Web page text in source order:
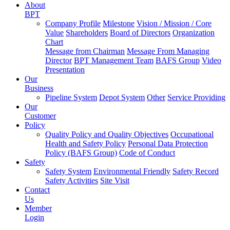
About
BPT
Company Profile Milestone Vision / Mission / Core
Value Shareholders Board of Directors Organization
Chart
Message from Chairman Message From Managing
Director BPT Management Team BAFS Group Video
Presentation
Our
Business
Pipeline System Depot System Other Service Providing
Our
Customer
Policy
Quality Policy and Quality Objectives Occupational
Health and Safety Policy Personal Data Protection
Policy (BAFS Group) Code of Conduct
Safety
Safety System Environmental Friendly Safety Record
Safety Activities Site Visit
Contact
Us
Member
Login